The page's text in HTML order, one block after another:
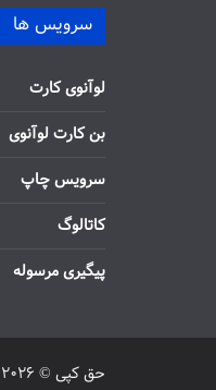
سرویس ها
لوآنوی کارت
بن کارت لوآنوی
سرویس چاپ
کاتالوگ
پیگیری مرسوله
حق کپی © 2026